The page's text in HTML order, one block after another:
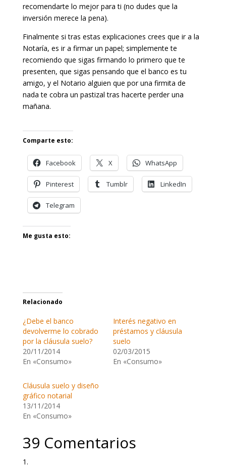
recomendarte lo mejor para ti (no dudes que la
inversión merece la pena).
Finalmente si tras estas explicaciones crees que ir a la
Notaría, es ir a firmar un papel; simplemente te
recomiendo que sigas firmando lo primero que te
presenten, que sigas pensando que el banco es tu
amigo, y el Notario alguien que por una firmita de
nada te cobra un pastizal tras hacerte perder una
mañana.
Comparte esto:
Facebook X WhatsApp
Pinterest Tumblr LinkedIn
Telegram
Me gusta esto:
Relacionado
¿Debe el banco
devolverme lo cobrado
por la cláusula suelo?
20/11/2014
En «Consumo»
Interés negativo en
préstamos y cláusula
suelo
02/03/2015
En «Consumo»
Cláusula suelo y diseño
gráfico notarial
13/11/2014
En «Consumo»
39 Comentarios